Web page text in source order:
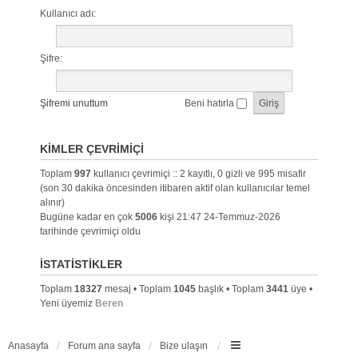
Kullanıcı adı:
Şifre:
Şifremi unuttum Beni hatırla
KIMLER ÇEVRIMIÇI
Toplam 997kullanıcı çevrimiçi :: 2 kayıtlı, 0 gizli ve 995 misafir
(son 30 dakika öncesinden itibaren aktif olan kullanıcılar temel
alınır)
Bugüne kadar en çok 5006kişi 21:47 24-Temmuz-2026
tarihinde çevrimiçi oldu
İSTATISTIKLER
Toplam 18327mesaj • Toplam 1045başlık • Toplam 3441üye •
Yeni üyemiz Beren
Anasayfa Forum ana sayfa Bize ulaşın